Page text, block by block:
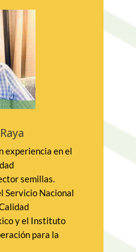
experiencia en el
semillas.
Servicio Nacional
y el Instituto
para la